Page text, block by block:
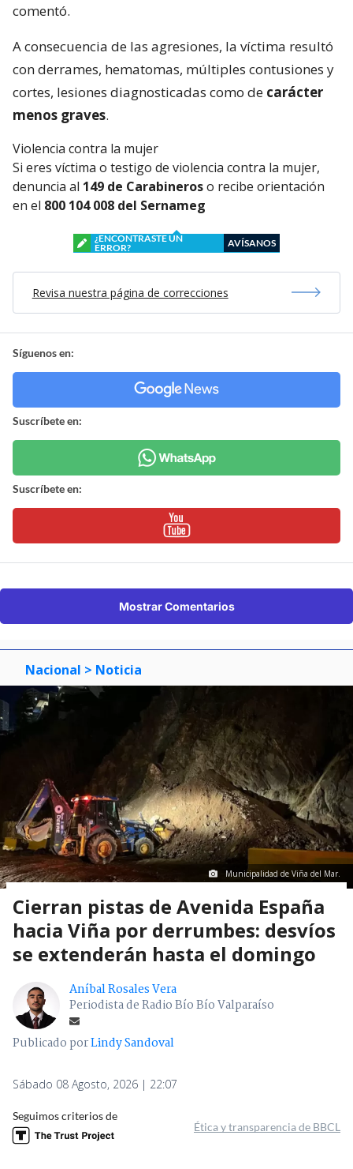
comentó.
A consecuencia de las agresiones, la víctima resultó
con derrames, hematomas, múltiples contusiones y
cortes, lesiones diagnosticadas como de carácter
menos graves.
Violencia contra la mujer
Si eres víctima o testigo de violencia contra la mujer,
denuncia al 149 de Carabineroso recibe orientación
en el 800 104 008 del Sernameg
¿ENCONTRASTE UN
ERROR?
AVÍSANOS
Revisa nuestra página de correcciones
Síguenos en:
Suscríbete en:
Suscríbete en:
Mostrar Comentarios
Nacional > Noticia
Municipalidad de Viña del Mar.
Cierran pistas de Avenida España
hacia Viña por derrumbes: desvíos
se extenderán hasta el domingo
Aníbal Rosales Vera
Periodista de Radio Bío Bío Valparaíso
Publicado porLindy Sandoval
Sábado 08 Agosto, 2026 | 22:07
Seguimos criterios de
Ética y transparencia de BBCL